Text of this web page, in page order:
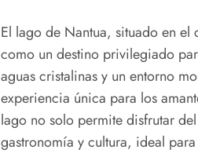
El lago de Nantua, situado en
como un destino privilegiado
aguas cristalinas y un entorno
experiencia única para los
lago no solo permite disfrutar
gastronomía y cultura, ideal